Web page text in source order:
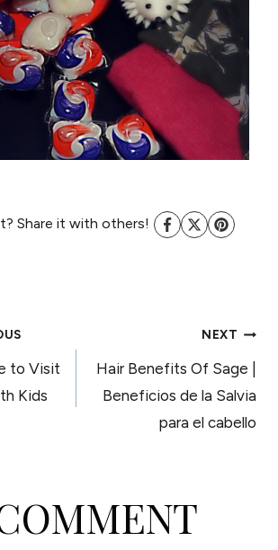
Share it with others!
to Visit
Kids
NEXT
Hair Benefits Of Sage |
Beneficios de la Salvia
para el cabello